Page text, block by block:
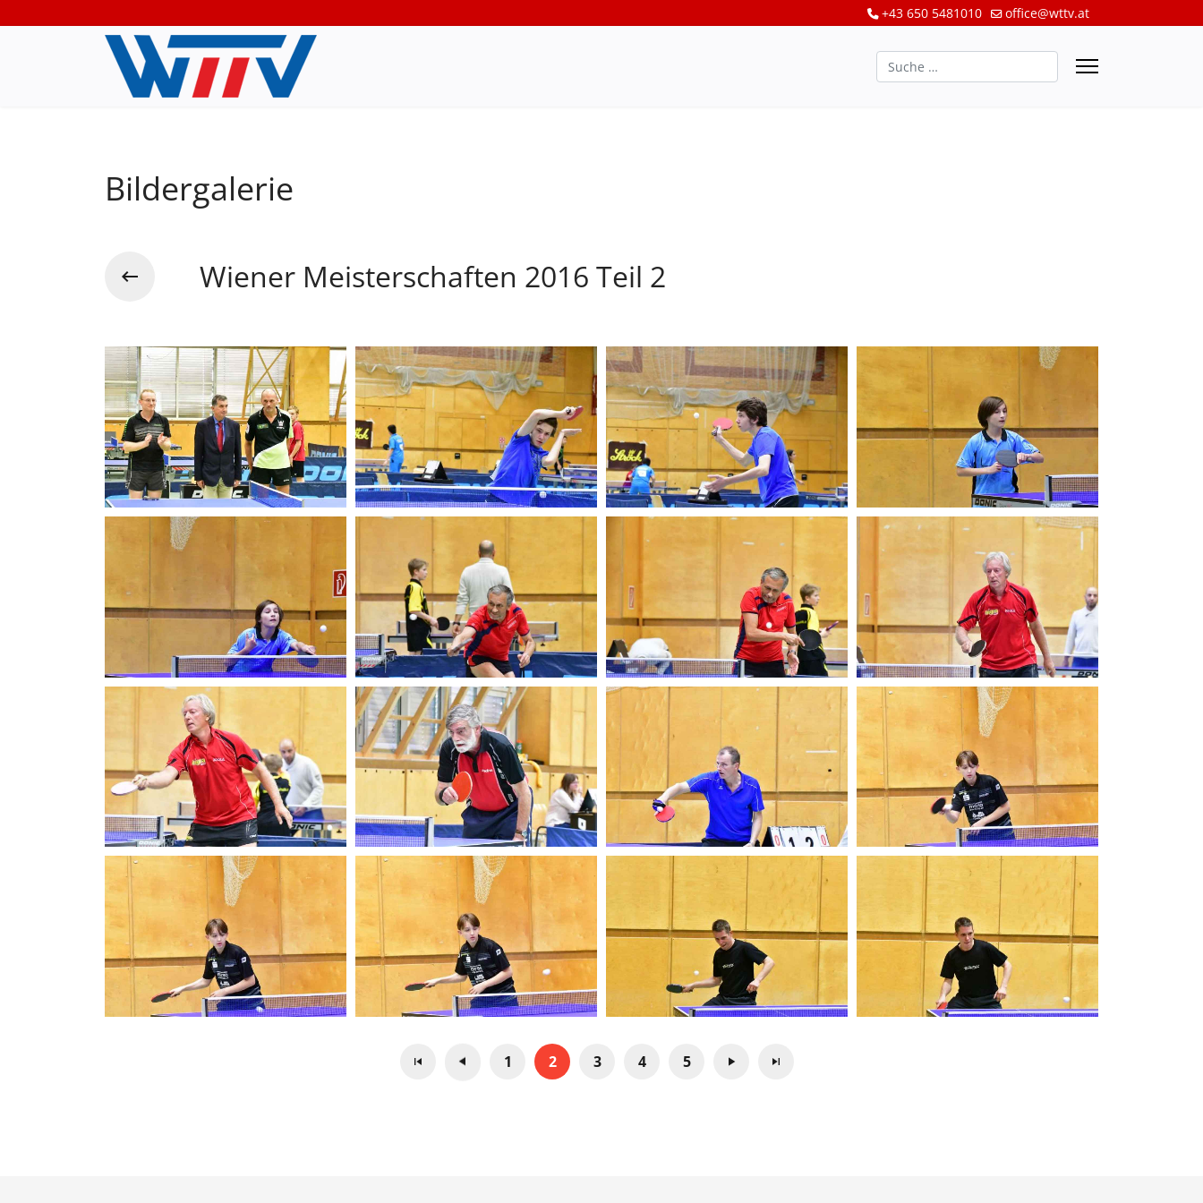
+43 650 5481010 office@wttv.at
Suchen
Bildergalerie
Wiener Meisterschaften 2016 Teil 2
1 2 3 4 5